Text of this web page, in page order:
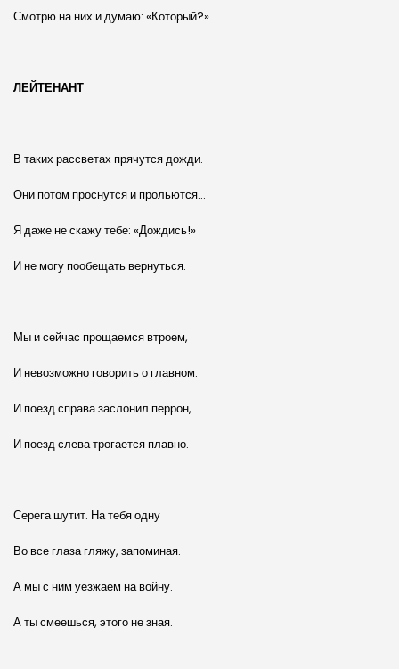
Смотрю на них и думаю: «Который?»
ЛЕЙТЕНАНТ
В таких рассветах прячутся дожди.
Они потом проснутся и прольются…
Я даже не скажу тебе: «Дождись!»
И не могу пообещать вернуться.
Мы и сейчас прощаемся втроем,
И невозможно говорить о главном.
И поезд справа заслонил перрон,
И поезд слева трогается плавно.
Серега шутит. На тебя одну
Во все глаза гляжу, запоминая.
А мы с ним уезжаем на войну.
А ты смеешься, этого не зная.